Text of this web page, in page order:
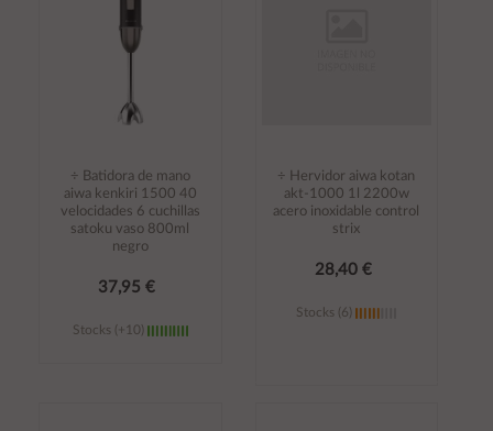
÷ Batidora de mano
aiwa kenkiri 1500 40
velocidades 6 cuchillas
satoku vaso 800ml
negro
37,95 €
Stocks (+10)
÷ Hervidor aiwa kotan
akt-1000 1l 2200w
acero inoxidable control
strix
28,40 €
Stocks (6)